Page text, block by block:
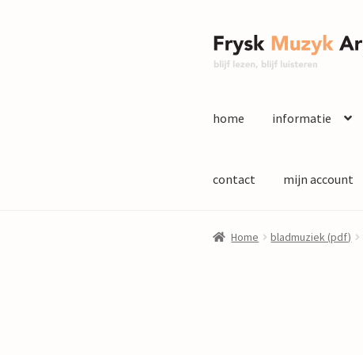
Ga
door
Ga
naar
home informatie
contact mijn account
Home bladmuziek (pdf)